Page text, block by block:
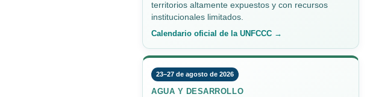
territorios altamente expuestos y con recursos
institucionales limitados.
Calendario oficial de la UNFCCC →
23–27 de agosto de 2026
AGUA Y DESARROLLO